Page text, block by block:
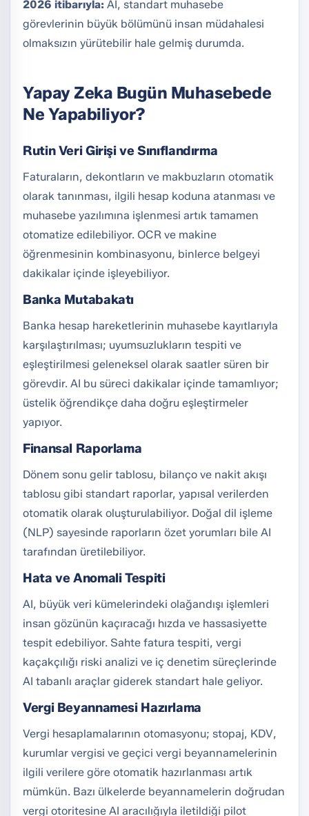
2026 itibarıyla: AI, standart muhasebe
görevlerinin büyük bölümünü insan müdahalesi
olmaksızın yürütebilir hale gelmiş durumda.
Yapay Zeka Bugün Muhasebede
Ne Yapabiliyor?
Rutin Veri Girişi ve Sınıflandırma
Faturaların, dekontların ve makbuzların otomatik
olarak tanınması, ilgili hesap koduna atanması ve
muhasebe yazılımına işlenmesi artık tamamen
otomatize edilebiliyor. OCR ve makine
öğrenmesinin kombinasyonu, binlerce belgeyi
dakikalar içinde işleyebiliyor.
Banka Mutabakatı
Banka hesap hareketlerinin muhasebe kayıtlarıyla
karşılaştırılması; uyumsuzlukların tespiti ve
eşleştirilmesi geleneksel olarak saatler süren bir
görevdir. AI bu süreci dakikalar içinde tamamlıyor;
üstelik öğrendikçe daha doğru eşleştirmeler
yapıyor.
Finansal Raporlama
Dönem sonu gelir tablosu, bilanço ve nakit akışı
tablosu gibi standart raporlar, yapısal verilerden
otomatik olarak oluşturulabiliyor. Doğal dil işleme
(NLP) sayesinde raporların özet yorumları bile AI
tarafından üretilebiliyor.
Hata ve Anomali Tespiti
AI, büyük veri kümelerindeki olağandışı işlemleri
insan gözünün kaçıracağı hızda ve hassasiyette
tespit edebiliyor. Sahte fatura tespiti, vergi
kaçakçılığı riski analizi ve iç denetim süreçlerinde
AI tabanlı araçlar giderek standart hale geliyor.
Vergi Beyannamesi Hazırlama
Vergi hesaplamalarının otomasyonu; stopaj, KDV,
kurumlar vergisi ve geçici vergi beyannamelerinin
ilgili verilere göre otomatik hazırlanması artık
mümkün. Bazı ülkelerde beyannamelerin doğrudan
vergi otoritesine AI aracılığıyla iletildiği pilot